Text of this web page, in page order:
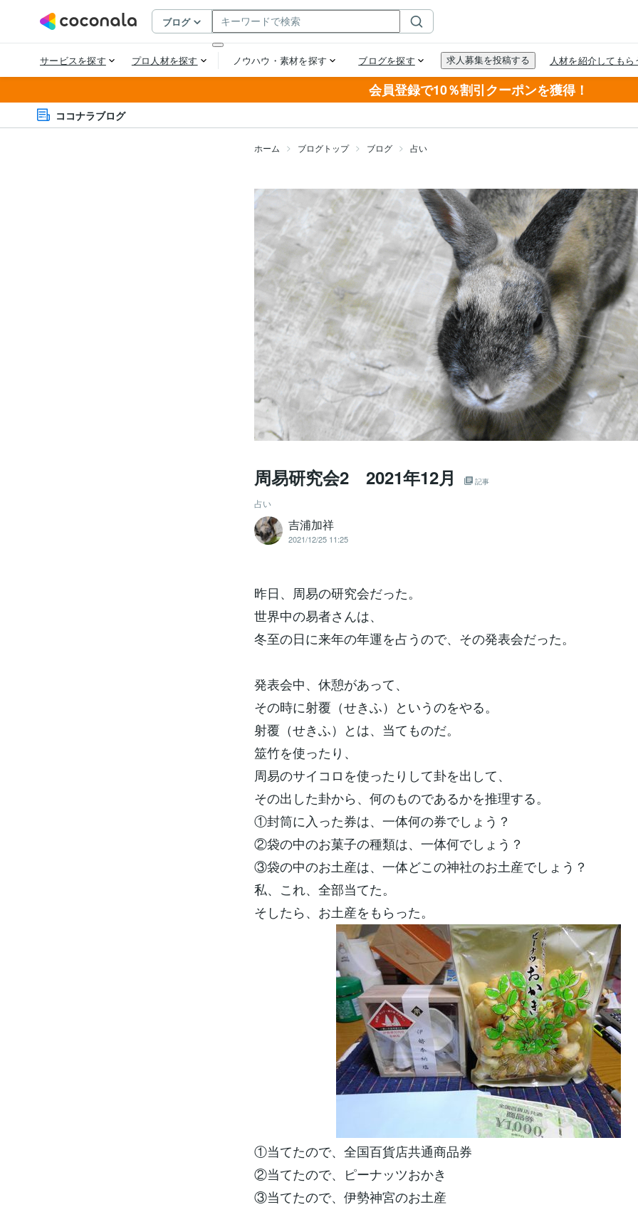
会員登録で10％割引クーポンを獲得！
ココナラブログ
ホーム ブログトップ ブログ 占い
周易研究会2 2021年12月 記事
占い
吉浦加祥
2021/12/25 11:25
昨日、周易の研究会だった。
世界中の易者さんは、
冬至の日に来年の年運を占うので、その発表会だった。
発表会中、休憩があって、
その時に射覆（せきふ）というのをやる。
射覆（せきふ）とは、当てものだ。
筮竹を使ったり、
周易のサイコロを使ったりして卦を出して、
その出した卦から、何のものであるかを推理する。
①封筒に入った券は、一体何の券でしょう？
②袋の中のお菓子の種類は、一体何でしょう？
③袋の中のお土産は、一体どこの神社のお土産でしょう？
私、これ、全部当てた。
そしたら、お土産をもらった。
①当てたので、全国百貨店共通商品券
②当てたので、ピーナッツおかき
③当てたので、伊勢神宮のお土産